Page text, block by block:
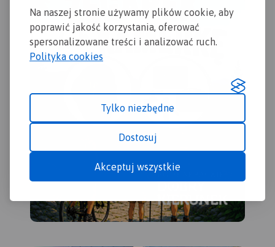
Na naszej stronie używamy plików cookie, aby
poprawić jakość korzystania, oferować
spersonalizowane treści i analizować ruch.
Polityka cookies
Tylko niezbędne
Dostosuj
Akceptuj wszystkie